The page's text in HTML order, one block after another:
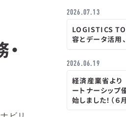
2026.07.13
LOGISTICS
容とデータ活用
2026.06.19
経済産業省よ
ートナーシップ
始しました！（６